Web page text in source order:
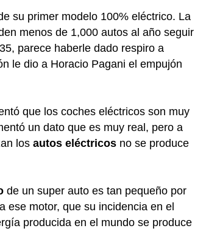
su primer modelo 100% eléctrico. La
menos de 1,000 autos al año seguir
parece haberle dado respiro a
le dio a Horacio Pagani el empujón
que los coches eléctricos son muy
un dato que es muy real, pero a
los autos eléctricos no se produce
de un super auto es tan pequeño por
ese motor, que su incidencia en el
producida en el mundo se produce